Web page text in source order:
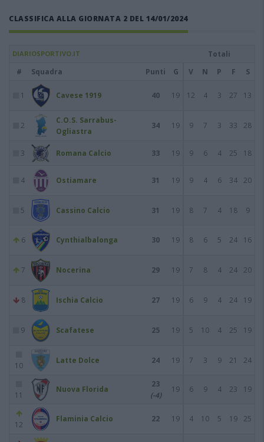
CLASSIFICA ALLA GIORNATA 2 DEL 14/01/2024
DIARIOSPORTIVO.IT
Totali
#
Squadra Punti G V N P F S
1 Cavese 1919 40 19 12 4 3 27 13
2
C.O.S. Sarrabus-
Ogliastra
34 19 9 7 3 33 28
3 Romana Calcio 33 19 9 6 4 25 18
4 Ostiamare 31 19 9 4 6 34 20
5 Cassino Calcio 31 19 8 7 4 18 9
6 Cynthialbalonga 30 19 8 6 5 24 16
7 Nocerina 29 19 7 8 4 24 20
8 Ischia Calcio 27 19 6 9 4 24 19
9 Scafatese 25 19 5 10 4 25 19
10
Latte Dolce 24 19 7 3 9 21 24
11
Nuova Florida
23
(-4)
19 6 9 4 23 19
12
Flaminia Calcio 22 19 4 10 5 19 25